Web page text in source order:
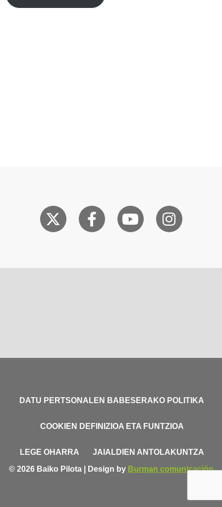
DATU PERTSONALEN BABESERAKO POLITIKA
COOKIEN DEFINIZIOA ETA FUNTZIOA
LEGE OHARRA
JAIALDIEN ANTOLAKUNTZA
© 2026 Baiko Pilota | Design by Burman comunicación